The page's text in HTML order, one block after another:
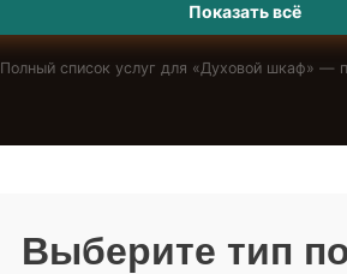
Показать всё
Полный список услуг для «Духовой шкаф» —
Выберите тип